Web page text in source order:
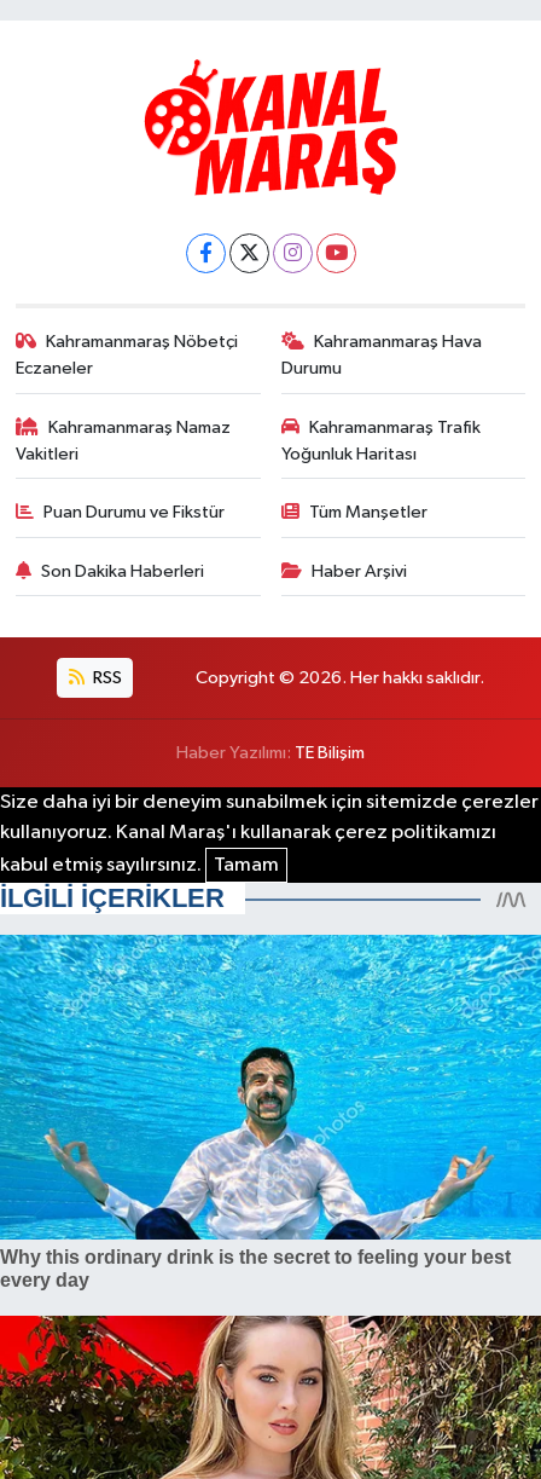
Kahramanmaraş Nöbetçi
Eczaneler
Kahramanmaraş Hava
Durumu
Kahramanmaraş Namaz
Vakitleri
Kahramanmaraş Trafik
Yoğunluk Haritası
Puan Durumu ve Fikstür Tüm Manşetler
Son Dakika Haberleri Haber Arşivi
RSS Copyright © 2026. Her hakkı saklıdır.
Haber Yazılımı: TE Bilişim
Size daha iyi bir deneyim sunabilmek için sitemizde çerezler
kullanıyoruz. Kanal Maraş'ı kullanarak çerez politikamızı
kabul etmiş sayılırsınız.
Tamam